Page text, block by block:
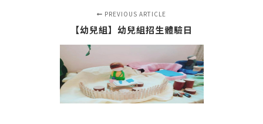
PREVIOUS ARTICLE
【幼兒組】幼兒組招生體驗日